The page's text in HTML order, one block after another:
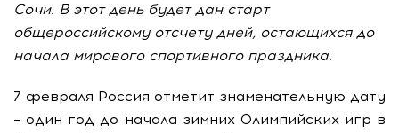
Сочи. В этот день будет дан старт
общероссийскому отсчету дней, остающихся до
начала мирового спортивного праздника.
7 февраля Россия отметит знаменательную дату
– один год до начала зимних Олимпийских игр в